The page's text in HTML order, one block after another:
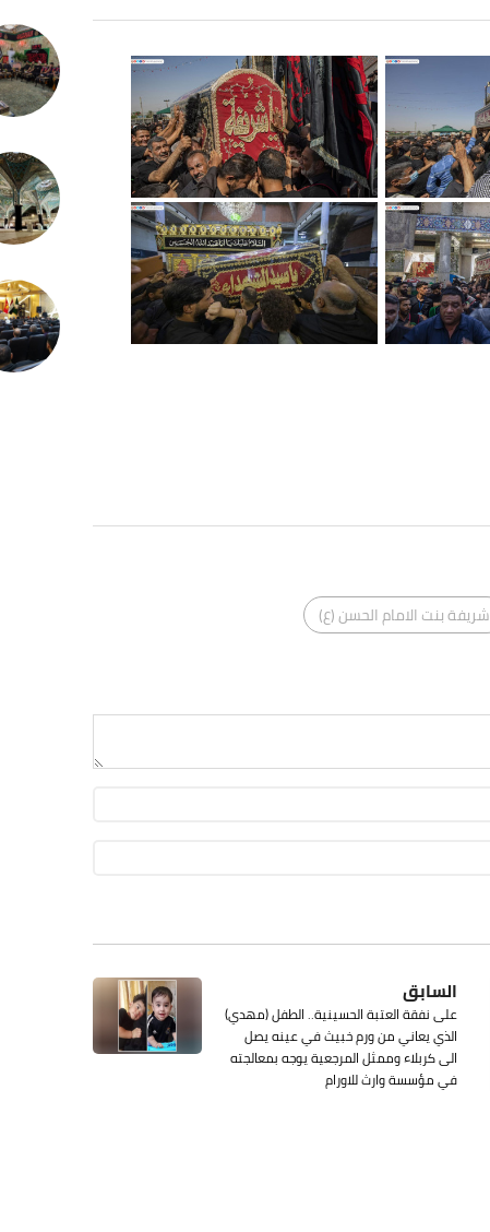
شريفة بنت الامام الحسن (ع)
السابق
على نفقة العتبة الحسينية.. الطفل (مهدي)
الذي يعاني من ورم خبيث في عينه يصل
الى كربلاء وممثل المرجعية يوجه بمعالجته
في مؤسسة وارث للاورام